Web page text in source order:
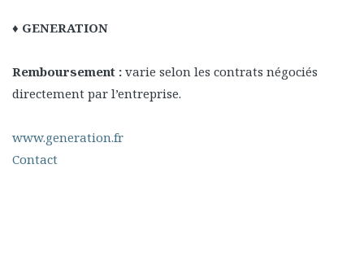
♦ GENERATION
Remboursement : varie selon les contrats négociés
directement par l’entreprise.
www.generation.fr
Contact